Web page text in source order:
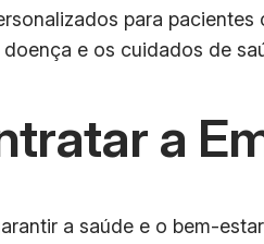
para pacientes
e os cuidados de
a
a saúde e o bem-